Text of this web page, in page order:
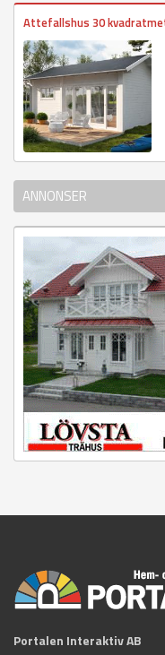
Attefallshus 30
ANNONSER
Portalen Interaktiv AB